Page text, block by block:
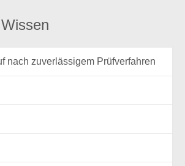
nach zuverlässigem Prüfverfahren